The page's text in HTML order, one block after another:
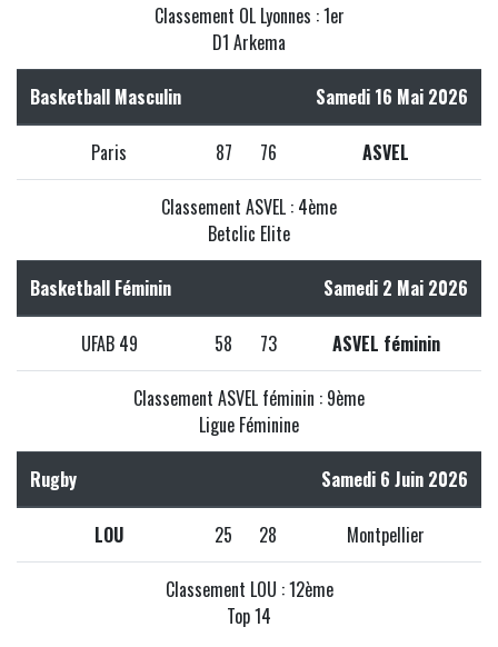
Classement OL Lyonnes : 1er
D1 Arkema
Basketball Masculin Samedi 16 Mai 2026
Paris 87 76 ASVEL
Classement ASVEL : 4ème
Betclic Elite
Basketball Féminin Samedi 2 Mai 2026
UFAB 49 58 73 ASVEL féminin
Classement ASVEL féminin : 9ème
Ligue Féminine
Rugby Samedi 6 Juin 2026
LOU 25 28 Montpellier
Classement LOU : 12ème
Top 14